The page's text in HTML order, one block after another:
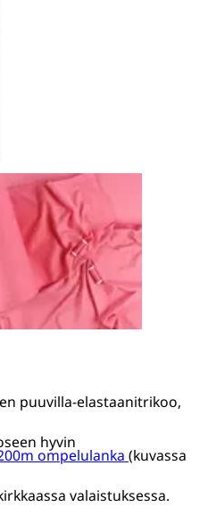
puuvilla-elastaanitrikoo,
hyvin
ompelulanka (kuvassa
valaistuksessa.